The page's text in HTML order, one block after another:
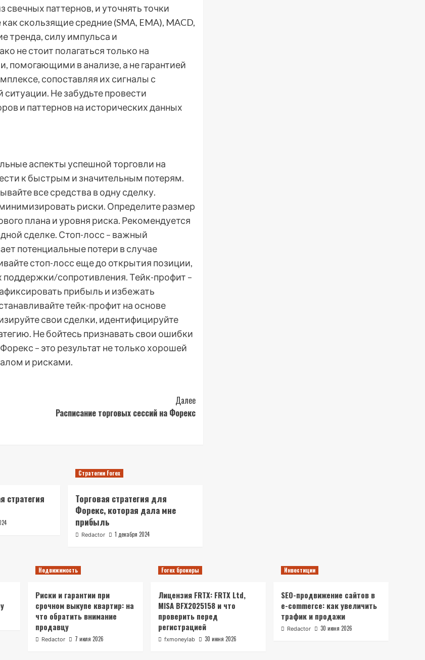
паттернов, и уточнять точки
скользящие средние (SMA, EMA), MACD,
тренда, силу импульса и
не стоит полагаться только на
помогающими в анализе, а не гарантией
сопоставляя их сигналы с
Не забудьте провести
и паттернов на исторических данных
аспекты успешной торговли на
к быстрым и значительным потерям.
все средства в одну сделку.
риски. Определите размер
плана и уровня риска. Рекомендуется
сделке. Стоп-лосс – важный
потенциальные потери в случае
стоп-лосс еще до открытия позиции,
поддержки/сопротивления. Тейк-профит –
прибыль и избежать
тейк-профит на основе
свои сделки, идентифицируйте
Не бойтесь признавать свои ошибки
– это результат не только хорошей
и рисками.
Далее
Расписание торговых сессий на Форекс
стратегия
Стратегии Forex
Торговая стратегия для
Форекс, которая дала мне
прибыль
Redactor 1 декабря 2024
Недвижимость
Риски и гарантии при
срочном выкупе квартир: на
что обратить внимание
продавцу
Redactor 7 июля 2026
Forex брокеры
Лицензия FRTX: FRTX Ltd,
MISA BFX2025158 и что
проверить перед
регистрацией
fxmoneylab 30 июня 2026
Инвестиции
SEO-продвижение сайтов в
e-commerce: как увеличить
трафик и продажи
Redactor 30 июня 2026